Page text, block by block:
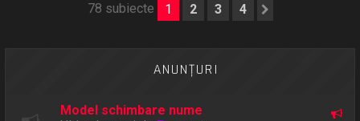
78 subiecte 1 2 3 4
ANUNŢURI
Model schimbare nume